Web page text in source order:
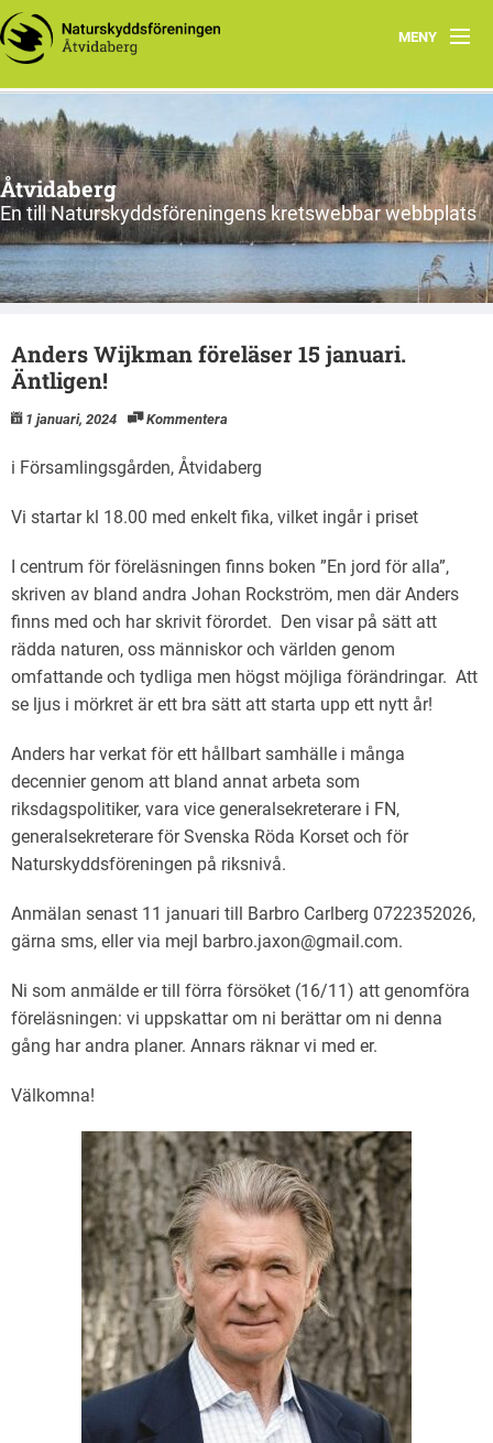
MENY
Hem
Föreningens lokala arbete
Åtvidaberg
En till Naturskyddsföreningens kretswebbar webbplats
Anders Wijkman föreläser 15 januari.
Äntligen!
1 januari, 2024 Kommentera
i Församlingsgården, Åtvidaberg
Vi startar kl 18.00 med enkelt fika, vilket ingår i priset
I centrum för föreläsningen finns boken ”En jord för alla”,
skriven av bland andra Johan Rockström, men där Anders
finns med och har skrivit förordet. Den visar på sätt att
rädda naturen, oss människor och världen genom
omfattande och tydliga men högst möjliga förändringar. Att
se ljus i mörkret är ett bra sätt att starta upp ett nytt år!
Anders har verkat för ett hållbart samhälle i många
decennier genom att bland annat arbeta som
riksdagspolitiker, vara vice generalsekreterare i FN,
generalsekreterare för Svenska Röda Korset och för
Naturskyddsföreningen på riksnivå.
Anmälan senast 11 januari till Barbro Carlberg 0722352026,
gärna sms, eller via mejl barbro.jaxon@gmail.com.
Ni som anmälde er till förra försöket (16/11) att genomföra
föreläsningen: vi uppskattar om ni berättar om ni denna
gång har andra planer. Annars räknar vi med er.
Välkomna!